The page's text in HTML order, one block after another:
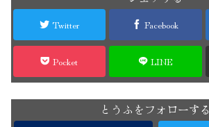
Twitter Facebook
Pocket LINE
とうふをフォローする